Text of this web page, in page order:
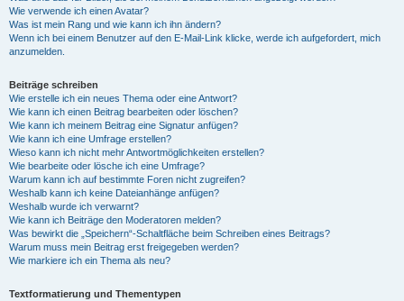
Wie verwende ich einen Avatar?
Was ist mein Rang und wie kann ich ihn ändern?
Wenn ich bei einem Benutzer auf den E-Mail-Link klicke, werde ich aufgefordert, mich
anzumelden.
Beiträge schreiben
Wie erstelle ich ein neues Thema oder eine Antwort?
Wie kann ich einen Beitrag bearbeiten oder löschen?
Wie kann ich meinem Beitrag eine Signatur anfügen?
Wie kann ich eine Umfrage erstellen?
Wieso kann ich nicht mehr Antwortmöglichkeiten erstellen?
Wie bearbeite oder lösche ich eine Umfrage?
Warum kann ich auf bestimmte Foren nicht zugreifen?
Weshalb kann ich keine Dateianhänge anfügen?
Weshalb wurde ich verwarnt?
Wie kann ich Beiträge den Moderatoren melden?
Was bewirkt die „Speichern“-Schaltfläche beim Schreiben eines Beitrags?
Warum muss mein Beitrag erst freigegeben werden?
Wie markiere ich ein Thema als neu?
Textformatierung und Thementypen